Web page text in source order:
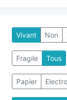
Vivant Non
Fragile Tous
Papier